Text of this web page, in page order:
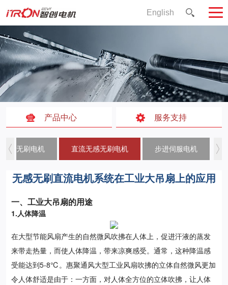
English
产品中心 服务支持
直流无刷电机 直流无感无刷电机 步进伺服电机
无感无刷直流电机系统在工业大吊扇上的应用
一、工业大吊扇的用途
1.人体降温
在大型节能风扇产生的自然微风吹拂在人体上，促进汗液的蒸发
来带走热量，而使人体降温，带来凉爽感受。通常，这种降温感
受能达到5-8℃。惠聚通风大型工业风扇吹拂的立体自然微风更加
令人体舒适是由于：一方面，对人体全方位的立体吹拂，让人体